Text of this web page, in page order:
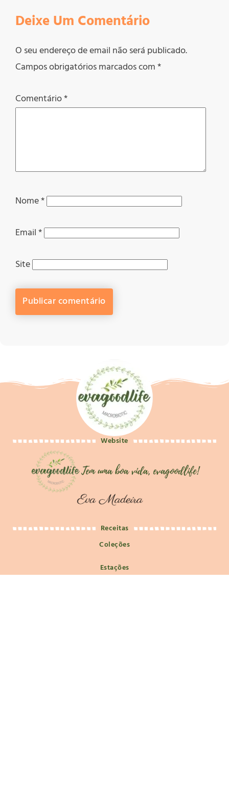
Deixe Um Comentário
O seu endereço de email não será publicado.
Campos obrigatórios marcados com*
Comentário*
Nome*
Email*
Site
Website
Receitas
Coleções
Estações